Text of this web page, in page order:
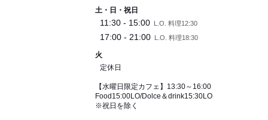
土・日・祝日
11:30 - 15:00 L.O. 料理12:30
17:00 - 21:00 L.O. 料理18:30
火
定休日
【水曜日限定カフェ】13:30～16:00
Food15:00LO/Dolce＆drink15:30LO
※祝日を除く